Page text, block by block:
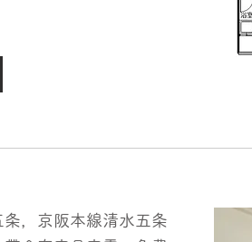
，京阪本線清水五条